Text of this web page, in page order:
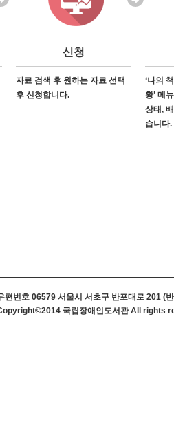
신청
자료 검색 후 원하는 자료 선택
후 신청합니다.
‘나의
황’ 메
상태,
습니다.
편번호 06579 서울시 서초구 반포대로 201 (
국립장애인도서관 All rights